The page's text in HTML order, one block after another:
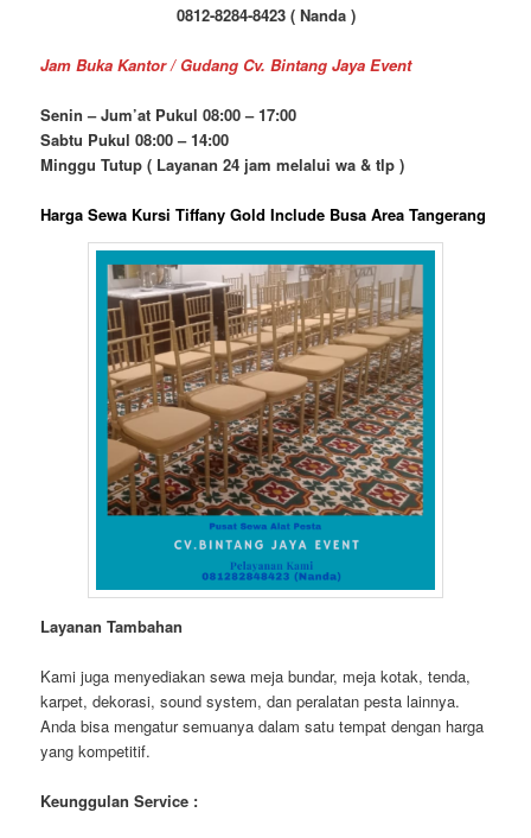
0812-8284-8423 ( Nanda )
Jam Buka Kantor / Gudang Cv. Bintang Jaya Event
Senin – Jum’at Pukul 08:00 – 17:00
Sabtu Pukul 08:00 – 14:00
Minggu Tutup ( Layanan 24 jam melalui wa & tlp )
Harga Sewa Kursi Tiffany Gold Include Busa Area Tangerang
Layanan Tambahan
Kami juga menyediakan sewa meja bundar, meja kotak, tenda,
karpet, dekorasi, sound system, dan peralatan pesta lainnya.
Anda bisa mengatur semuanya dalam satu tempat dengan harga
yang kompetitif.
Keunggulan Service :